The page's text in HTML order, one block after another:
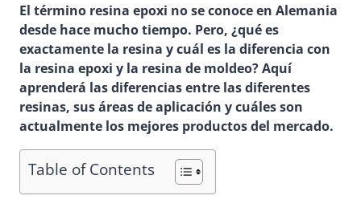
El término resina epoxi no se conoce en Alemania
desde hace mucho tiempo. Pero, ¿qué es
exactamente la resina y cuál es la diferencia con
la resina epoxi y la resina de moldeo? Aquí
aprenderá las diferencias entre las diferentes
resinas, sus áreas de aplicación y cuáles son
actualmente los mejores productos del mercado.
Table of Contents